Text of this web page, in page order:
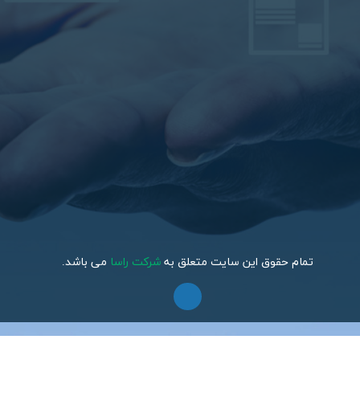
تمام حقوق این سایت متعلق به شرکت راسا می باشد.